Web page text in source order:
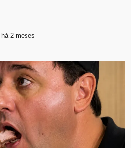
há 2 meses